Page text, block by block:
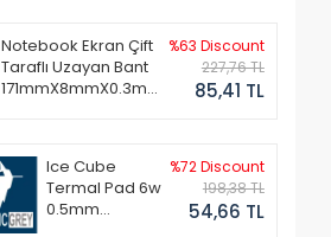
Notebook Ekran Çift
Taraflı Uzayan Bant
171mmX8mmX0.3mm
%63 Discount
227,76 TL
85,41 TL
Ice Cube
Termal Pad 6w
0.5mm
%72 Discount
198,38 TL
54,66 TL